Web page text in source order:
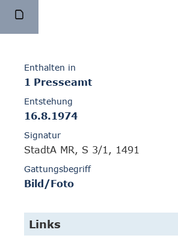
Enthalten in
1 Presseamt
Entstehung
16.8.1974
Signatur
StadtA MR, S 3/1, 1491
Gattungsbegriff
Bild/Foto
Links